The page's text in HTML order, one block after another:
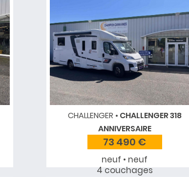
CHALLENGER
CHALLENGER 318
ANNIVERSAIRE
73 490 €
neuf • neuf
4 couchages